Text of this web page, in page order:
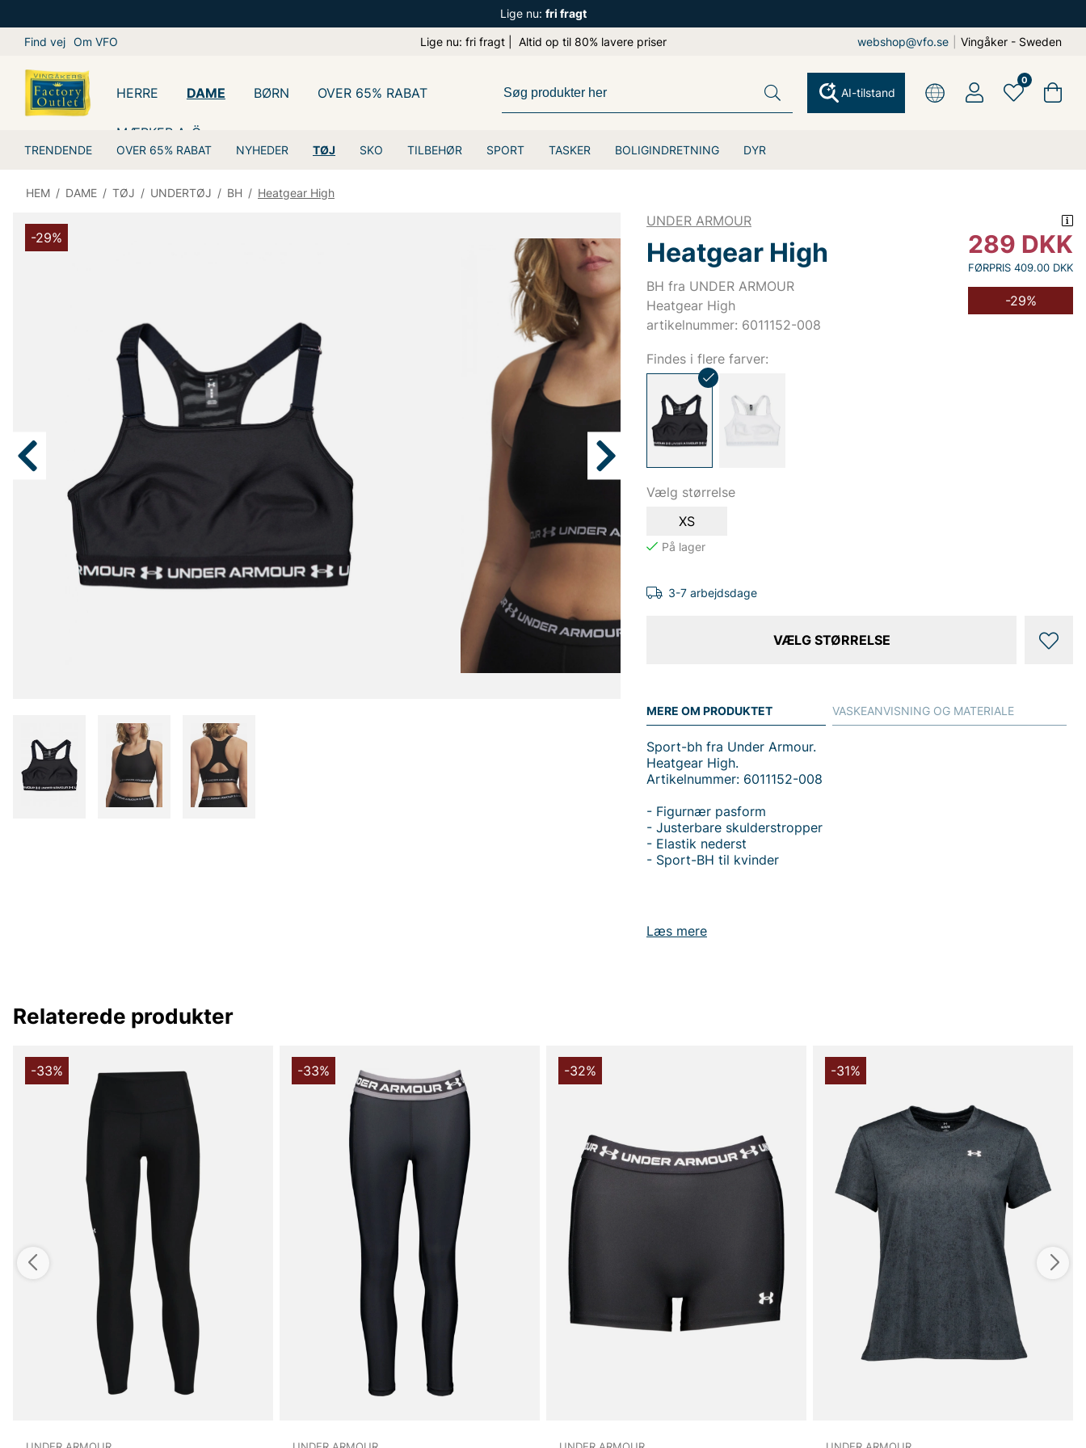
Lige nu: fri fragt
Find vej Om VFO Lige nu: fri fragt | Altid op til 80% lavere priser webshop@vfo.se Vingåker - Sweden
HERRE DAME
TRENDENDE OVER 65% RABAT NYHEDER TØJ SKO TILBEHØR SPORT TASKER BOLIGINDRETNING DYR
BØRN OVER 65% RABAT
MÆRKER A-Ö
AI-tilstand
0
HEM / DAME / TØJ / UNDERTØJ / BH / Heatgear High
-29%
UNDER ARMOUR
Heatgear High
BH fra UNDER ARMOUR
Heatgear High
artikelnummer: 6011152-008
289 DKK
FØRPRIS 409.00 DKK
-29%
Findes i flere farver:
Vælg størrelse
XS
3-7 arbejdsdage
VÆLG STØRRELSE
MERE OM PRODUKTET
Læs mere
Sport-bh fra Under Armour.
Heatgear High.
Artikelnummer: 6011152-008
- Figurnær pasform
- Justerbare skulderstropper
- Elastik nederst
- Sport-BH til kvinder
Tak fordi du handler i vores webshop. Besøg også vores butik i
VASKEANVISNING OG MATERIALE
Relaterede produkter
-33% -33% -32% -31%